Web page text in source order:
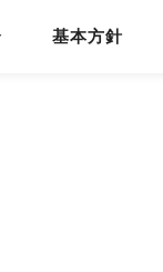
基本方針